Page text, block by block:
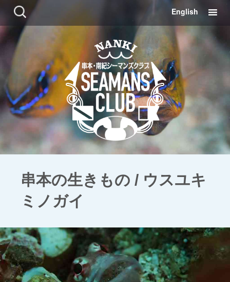
検
索:
コ
ン
ツ
に
English
串本の生きもの / ウスユキ
ミノガイ